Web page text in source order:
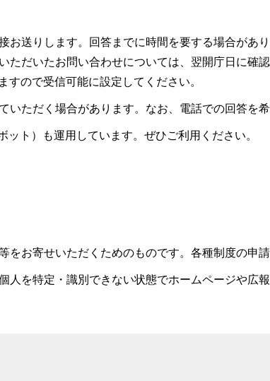
お送りします。回答までに時間を要する場合があ
ただいたお問い合わせについては、翌開庁日に確
すので受信可能に設定してください。
いただく場合があります。なお、電話での回答を
ト）も運用しています。ぜひご利用ください。
をお寄せいただくためのものです。各種制度の申
人を特定・識別できない状態でホームページや広